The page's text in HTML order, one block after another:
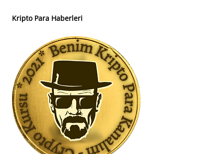
Kripto Para Haberleri